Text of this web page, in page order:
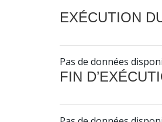
EXÉCUTION
Pas de données
FIN